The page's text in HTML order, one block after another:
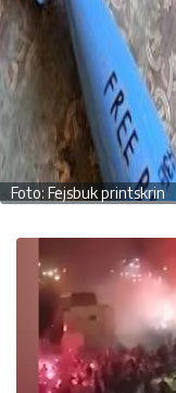
Foto: Fejsbuk printskrin